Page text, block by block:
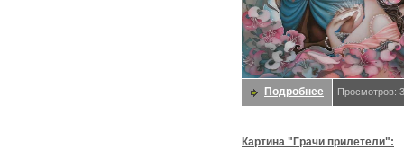
Подробнее Просмотров:
Картина "Грачи прилетели":